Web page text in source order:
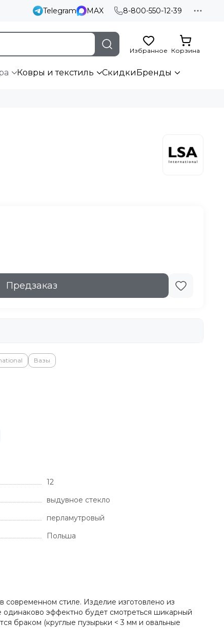
Telegram MAX 8-800-550-12-39
Избранное Корзина
Ковры и текстиль СкидкиБренды
Предзаказ
Вазы
12
выдувное стекло
перламутровый
Польша
современном стиле. Изделие изготовлено из
одинаково эффектно будет смотреться шикарный
браком (круглые пузырьки < 3 мм и овальные